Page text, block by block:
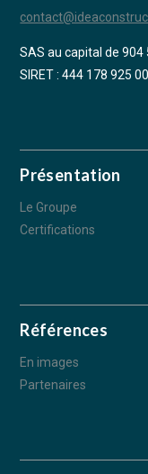
SAS au capital de 904
SIRET : 444 178 925
Présentation
Le Groupe
Certifications
Références
En images
Partenaires